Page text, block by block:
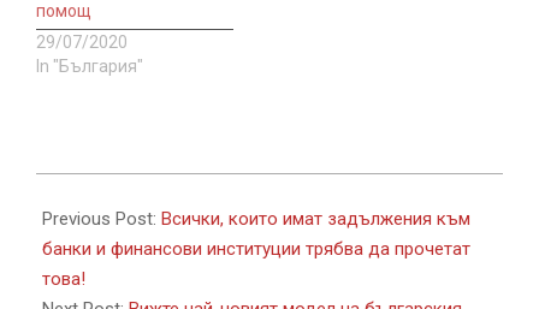
помощ
29/07/2020
In "България"
07-
23
Previous Post: Всички, които имат задължения към
банки и финансови институции трябва да прочетат
това!